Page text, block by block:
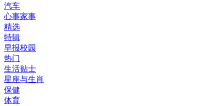
汽车
心事家事
精选
特辑
早报校园
热门
生活贴士
星座与生肖
保健
体育